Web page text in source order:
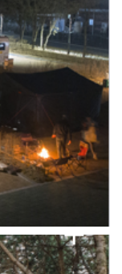
변경 안내
[6/1]전산시스템 점검 및 안정화에 따른 서비스 이용 제한 안내